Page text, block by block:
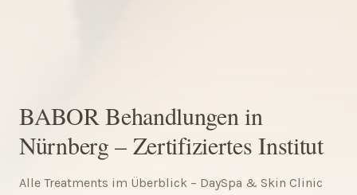
BABOR Behandlungen in
Nürnberg – Zertifiziertes Institut
Alle Treatments im Überblick – DaySpa & Skin Clinic